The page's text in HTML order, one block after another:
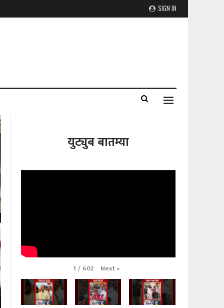
SIGN IN
युट्युब बातम्या
1 / 602 Next»